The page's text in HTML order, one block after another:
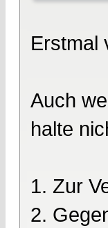
Erstmal
Auch
halte
1. Zur
2.